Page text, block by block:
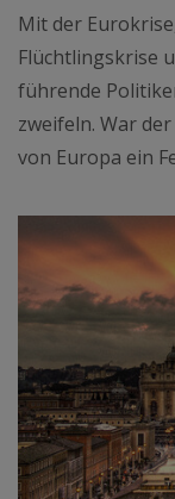
Mit der
Flüchtlingskrise
führende
zweifeln. War
von Europa ein